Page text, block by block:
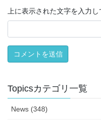
上に表示された文字を入力し
Topicsカテゴリ一覧
News (348)